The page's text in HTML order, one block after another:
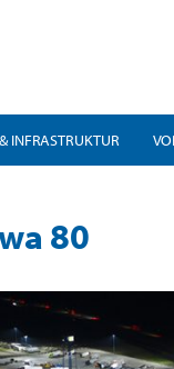
INFRASTRUKTUR
80